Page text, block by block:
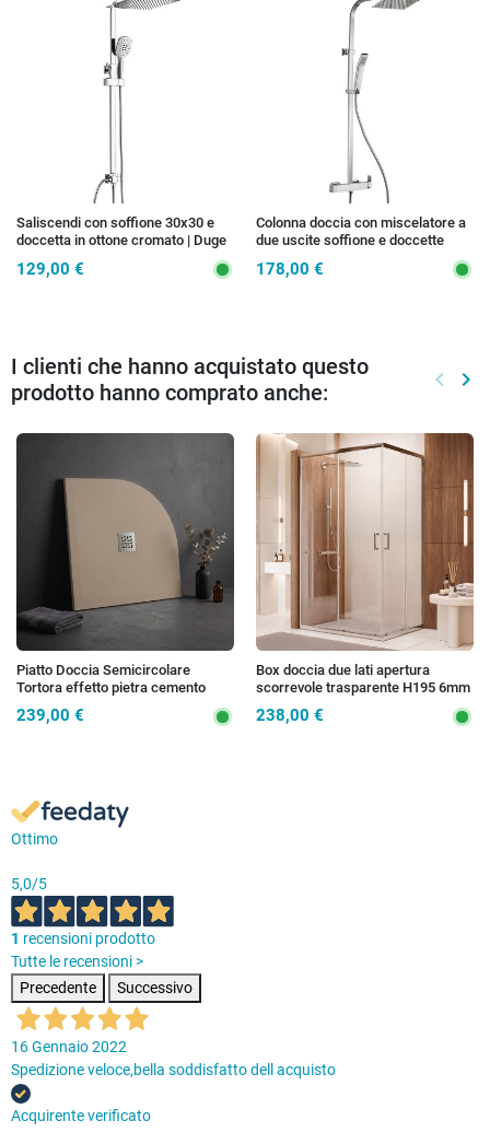
Saliscendi con soffione 30x30 e
doccetta in ottone cromato | Duge
129,00 €
Colonna doccia con miscelatore a
due uscite soffione e doccette
178,00 €
I clienti che hanno acquistato questo
prodotto hanno comprato anche:
keyboard_arrow_left keyboard_arrow_right
Piatto Doccia Semicircolare
Tortora effetto pietra cemento
KRONOS
239,00 €
Box doccia due lati apertura
scorrevole trasparente H195 6mm
anticalcare ADRY
238,00 €
Ottimo
5,0/5
1 recensioni prodotto
Tutte le recensioni >
Precedente
Successivo
16 Gennaio 2022
Spedizione veloce,bella soddisfatto dell acquisto
Acquirente verificato